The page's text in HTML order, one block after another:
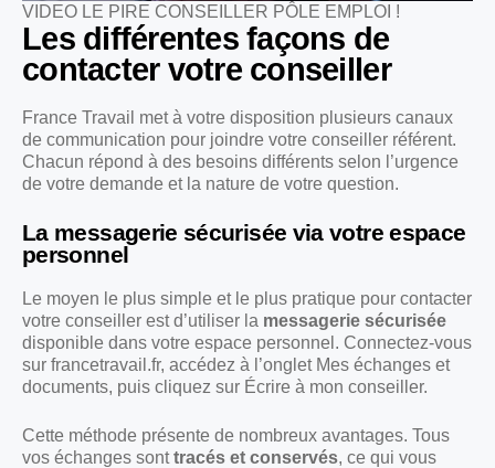
VIDEO LE PIRE CONSEILLER PÔLE EMPLOI !
Les différentes façons de
contacter votre conseiller
France Travail met à votre disposition plusieurs canaux
de communication pour joindre votre conseiller référent.
Chacun répond à des besoins différents selon l’urgence
de votre demande et la nature de votre question.
La messagerie sécurisée via votre espace
personnel
Le moyen le plus simple et le plus pratique pour contacter
votre conseiller est d’utiliser la messagerie sécurisée
disponible dans votre espace personnel. Connectez-vous
sur francetravail.fr, accédez à l’onglet Mes échanges et
documents, puis cliquez sur Écrire à mon conseiller.
Cette méthode présente de nombreux avantages. Tous
vos échanges sonttracés et conservés, ce qui vous